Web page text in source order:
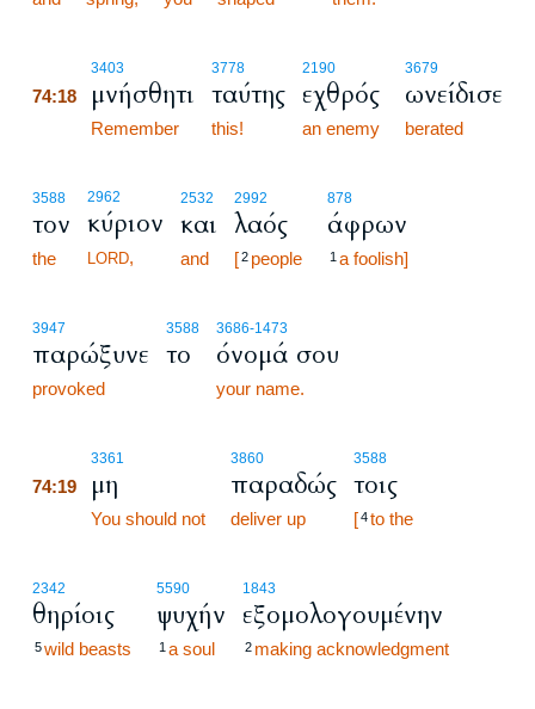
3403
74:18 μνήσθητι
Remember
3778
ταύτης
this!
2190
εχθρός
an enemy
3679
ωνείδισε
berated
3588
τον
the
2962
κύριον
LORD,
2532
και
and
2992
λαός
[2 people
878
άφρων
1 a foolish]
3947
παρώξυνε
provoked
3588
το
3686-1473
όνομά σου
your name.
3361
74:19 μη
You should not
3860
παραδώς
deliver up
3588
τοις
[4to the
2342
θηρίοις
5wild beasts
5590
ψυχήν
1 a soul
1843
εξομολογουμένην
2 making acknowledgment